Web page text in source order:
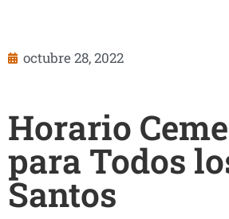
octubre 28, 2022
Horario
para Todos
Santos